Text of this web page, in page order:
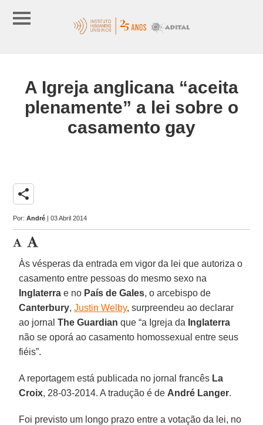
A Igreja anglicana “aceita
plenamente” a lei sobre o
casamento gay
share
Por:André | 03 Abril 2014
Às vésperas da entrada em vigor da lei que autoriza o
casamento entre pessoas do mesmo sexo na
Inglaterra e no País de Gales, o arcebispo de
Canterbury,Justin Welby, surpreendeu ao declarar
ao jornalThe Guardian que “a Igreja da Inglaterra
não se oporá ao casamento homossexual entre seus
fiéis”.
A reportagem está publicada no jornal francês La
Croix, 28-03-2014. A tradução é de André Langer.
Foi previsto um longo prazo entre a votação da lei, no